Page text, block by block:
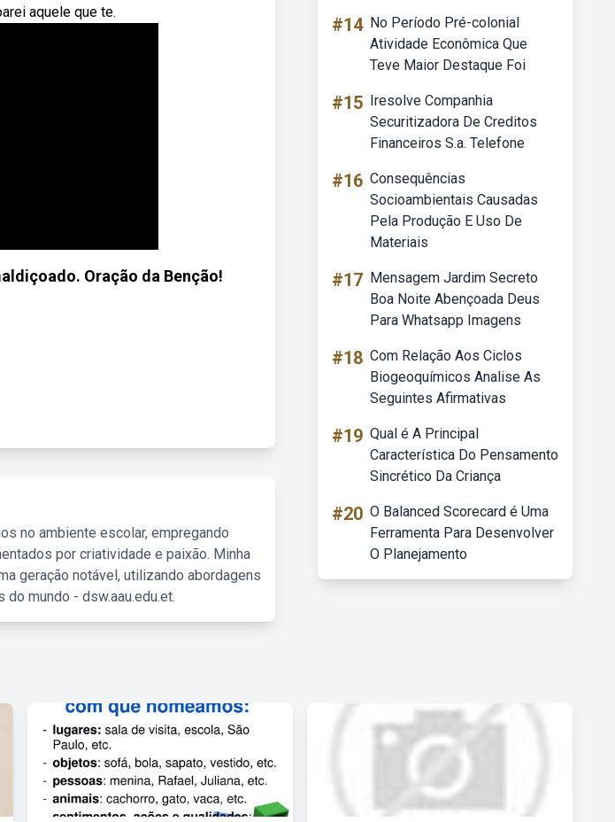
aquele que te.
Oração da Benção!
no ambiente escolar, empregando
por criatividade e paixão. Minha
geração notável, utilizando abordagens
mundo - dsw.aau.edu.et.
#14 No Período Pré-colonial
Atividade Econômica Que
Teve Maior Destaque Foi
#15 Iresolve Companhia
Securitizadora De Creditos
Financeiros S.a. Telefone
#16 Consequências
Socioambientais Causadas
Pela Produção E Uso De
Materiais
#17 Mensagem Jardim Secreto
Boa Noite Abençoada Deus
Para Whatsapp Imagens
#18 Com Relação Aos Ciclos
Biogeoquímicos Analise As
Seguintes Afirmativas
#19 Qual é A Principal
Característica Do Pensamento
Sincrético Da Criança
#20 O Balanced Scorecard é Uma
Ferramenta Para Desenvolver
O Planejamento